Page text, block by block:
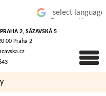
2, SÁZAVSKÁ 5
00 Praha 2